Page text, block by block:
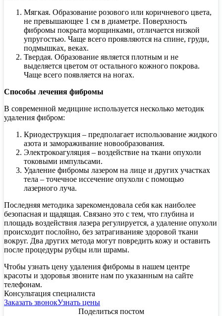
Мягкая. Образование розового или коричневого цвета,
не превышающее 1 см в диаметре. Поверхность
фибромы покрыта морщинками, отличается низкой
упругостью. Чаще всего проявляются на спине, груди,
подмышках, веках.
Твердая. Образование является плотным и не
выделяется цветом от остального кожного покрова.
Чаще всего появляется на ногах.
Способы лечения фибромы
В современной медицине используется несколько методик
удаления фибром:
Криодеструкция – предполагает использование жидкого
азота и замораживание новообразования.
Электрокоагуляция – воздействие на ткани опухоли
токовыми импульсами.
Удаление фибромы лазером на лице и других участках
тела – точечное иссечение опухоли с помощью
лазерного луча.
Последняя методика зарекомендовала себя как наиболее
безопасная и щадящая. Связано это с тем, что глубина и
площадь воздействия лазера регулируется, а удаление опухоли
происходит послойно, без затрагиванияе здоровой ткани
вокруг. Два других метода могут повредить кожу и оставить
после процедуры рубцы или шрамы.
Чтобы узнать цену удаления фибромы в нашем центре
красоты и здоровья звоните нам по указанным на сайте
телефонам.
Консультация специалиста
Заказать звонокУзнать цены
Поделиться постом